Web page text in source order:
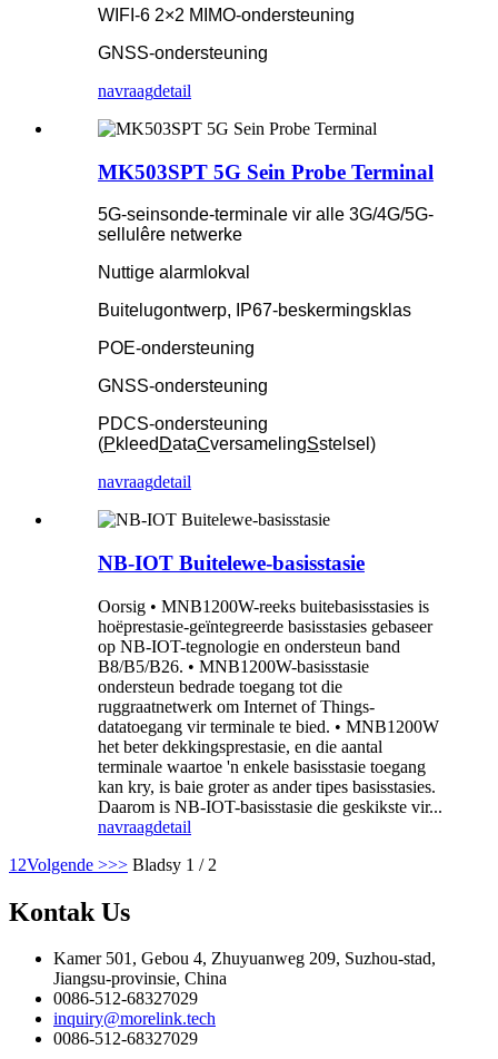
WIFI-6 2×2 MIMO-ondersteuning
GNSS-ondersteuning
navraagdetail
MK503SPT 5G Sein Probe Terminal
5G-seinsonde-terminale vir alle 3G/4G/5G-
sellulêre netwerke
Nuttige alarmlokval
Buitelugontwerp, IP67-beskermingsklas
POE-ondersteuning
GNSS-ondersteuning
PDCS-ondersteuning
(Pkleed DataCversamelingSstelsel)
navraagdetail
NB-IOT Buitelewe-basisstasie
Oorsig • MNB1200W-reeks buitebasisstasies is
hoëprestasie-geïntegreerde basisstasies gebaseer
op NB-IOT-tegnologie en ondersteun band
B8/B5/B26. • MNB1200W-basisstasie
ondersteun bedrade toegang tot die
ruggraatnetwerk om Internet of Things-
datatoegang vir terminale te bied. • MNB1200W
het beter dekkingsprestasie, en die aantal
terminale waartoe 'n enkele basisstasie toegang
kan kry, is baie groter as ander tipes basisstasies.
Daarom is NB-IOT-basisstasie die geskikste vir...
navraagdetail
1 2Volgende >>> Bladsy 1 / 2
Kontak Us
Kamer 501, Gebou 4, Zhuyuanweg 209, Suzhou-stad,
Jiangsu-provinsie, China
0086-512-68327029
inquiry@morelink.tech
0086-512-68327029